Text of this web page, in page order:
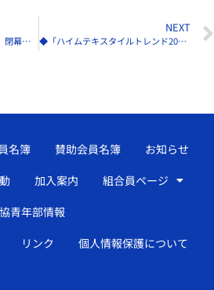
◆「第34回 JAPANTEX 2024」閉幕 8449名が来場
NEXT
◆「ハイムテキスタイルトレンド2025」日本人向けセミナー1／14に開催
名簿 賛助会員名簿
お知らせ
加入案内
組合員ページ
青年部情報
リンク
個人情報保護について